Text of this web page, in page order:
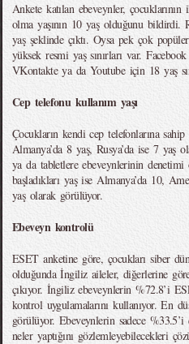
Ankete katılan ebeveynler, çocuklarının
olma yaşının 10 yaş olduğunu bildirdi.
yaş şeklinde çıktı. Oysa pek çok
yüksek resmi yaş sınırları var.
VKontakte ya da Youtube için 18 yaş
Cep telefonu kullanım yaşı
Çocukların kendi cep telefonlarına
Almanya’da 8 yaş, Rusya’da ise 7 yaş
ya da tabletlere ebeveynlerinin
başladıkları yaş ise Almanya’da 10,
yaş olarak görülüyor.
Ebeveyn kontrolü
ESET anketine göre, çocukları siber
olduğunda İngiliz aileler, diğerlerine
çıkıyor. İngiliz ebeveynlerin %72.8’i
kontrol uygulamalarını kullanıyor. En
görülüyor. Ebeveynlerin sadece
neler yaptığını gözlemleyebilecekleri